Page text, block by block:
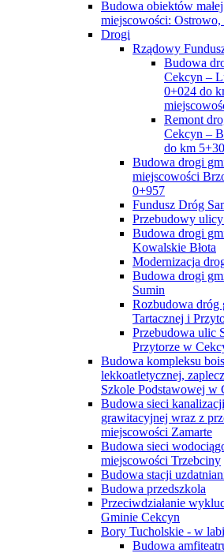
Budowa obiektów
miejscowości:
Drogi
Rządowy
Budowa
Cekcyn –
0+024 do
Remont
Cekcyn –
do km
Budowa drogi
miejscowości
0+957
Fundusz Dróg
Przebudowy
Budowa drogi
Kowalskie Błota
Modernizacja
Budowa drogi
Sumin
Rozbudowa
Tartacznej i
Przebudowa ulic
Przytorze w
Budowa kompleksu
lekkoatletycznej,
Szkole Podstawowej w
Budowa sieci
grawitacyjnej wraz z
miejscowości Zamarte
Budowa sieci
miejscowości Trzebciny
Budowa stacji
Budowa przedszkola
Przeciwdziałanie
Gminie Cekcyn
Bory Tucholskie - w
Budowa